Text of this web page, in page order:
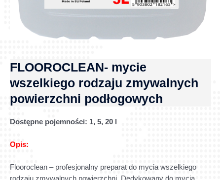
FLOOROCLEAN- mycie
wszelkiego rodzaju zmywalnych
powierzchni podłogowych
Dostępne pojemności: 1, 5, 20 l
Opis:
Flooroclean – profesjonalny preparat do mycia wszelkiego